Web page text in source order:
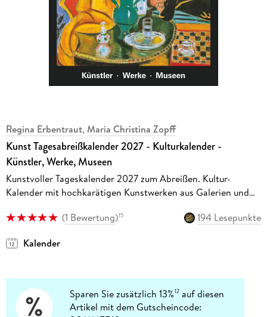
Regina Erbentraut, Maria Christina Zopff
Kunst Tagesabreißkalender 2027 - Kulturkalender -
Künstler, Werke, Museen
Kunstvoller Tageskalender 2027 zum Abreißen. Kultur-
Kalender mit hochkarätigen Kunstwerken aus Galerien und
(1 Bewertung)15
194 Lesepunkte
Kalender
Sparen Sie zusätzlich 13%12 auf diesen
Artikel mit dem Gutscheincode: